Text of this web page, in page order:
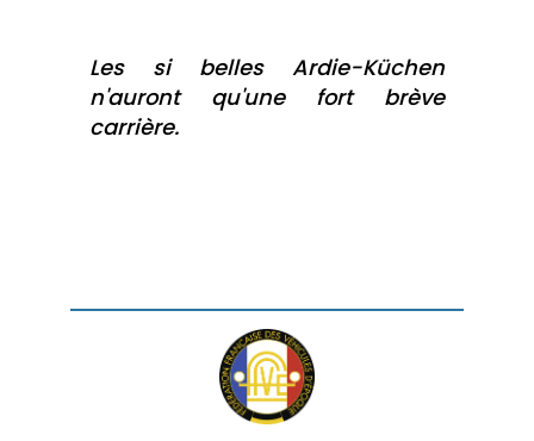
Les si belles Ardie-Küchen
n'auront qu'une fort brève
carrière.